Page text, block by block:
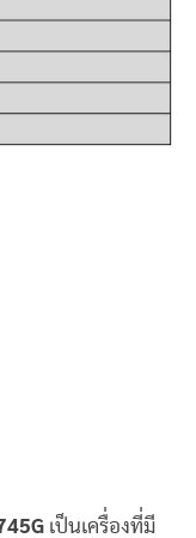
เป็นเครื่องที่มี